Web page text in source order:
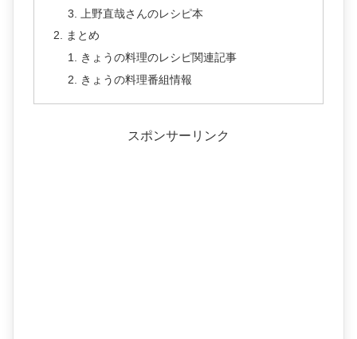
上野直哉さんのレシピ本
まとめ
きょうの料理のレシピ関連記事
きょうの料理番組情報
スポンサーリンク